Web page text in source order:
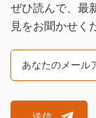
ぜひ読んで、最
見をお聞かせく